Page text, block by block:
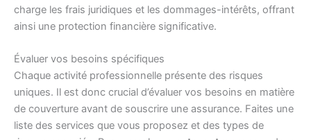
charge les frais juridiques et les dommages-intérêts, offrant
ainsi une protection financière significative.
Évaluer vos besoins spécifiques
Chaque activité professionnelle présente des risques
uniques. Il est donc crucial d’évaluer vos besoins en matière
de couverture avant de souscrire une assurance. Faites une
liste des services que vous proposez et des types de